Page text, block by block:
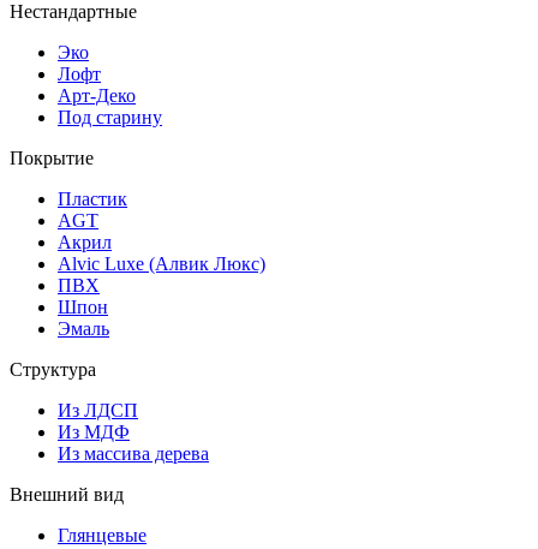
Нестандартные
Эко
Лофт
Арт-Деко
Под старину
Покрытие
Пластик
AGT
Акрил
Alvic Luxe (Алвик Люкс)
ПВХ
Шпон
Эмаль
Структура
Из ЛДСП
Из МДФ
Из массива дерева
Внешний вид
Глянцевые